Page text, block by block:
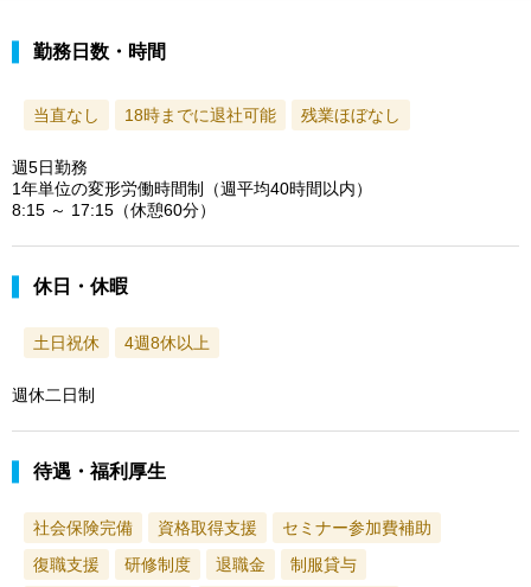
勤務日数・時間
当直なし 18時までに退社可能 残業ほぼなし
週5日勤務
1年単位の変形労働時間制（週平均40時間以内）
8:15 ～ 17:15（休憩60分）
休日・休暇
土日祝休 4週8休以上
週休二日制
待遇・福利厚生
社会保険完備 資格取得支援
セミナー参加費補助
復職支援
研修制度 退職金
制服貸与